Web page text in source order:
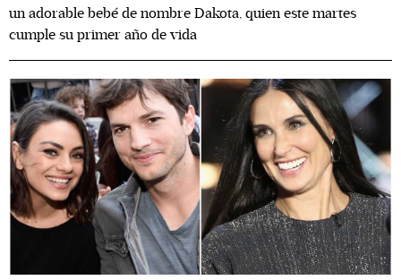
un adorable bebé de nombre Dakota, quien este martes
cumple su primer año de vida